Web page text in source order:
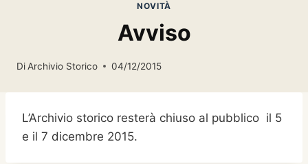
NOVITÀ
Avviso
Di Archivio Storico 04/12/2015
L’Archivio storico resterà chiuso al pubblico il 5
e il 7 dicembre 2015.